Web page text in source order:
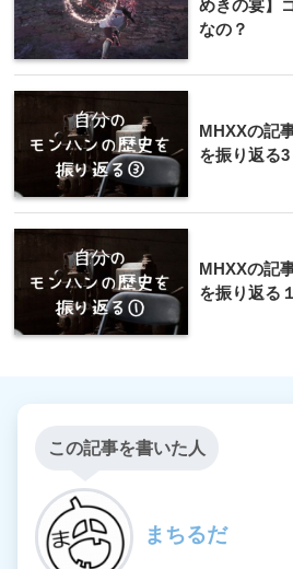
めきの宴】
なの？
MHXXの記
を振り返る3
MHXXの記
を振り返る１
この記事を書いた人
まちるだ